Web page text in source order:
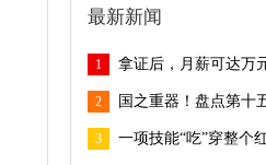
最新新闻
1 拿证后，月薪可达万元！无人机
2 国之重器！盘点第十五届中国国际航空航
3 一项技能“吃”穿整个红利期！